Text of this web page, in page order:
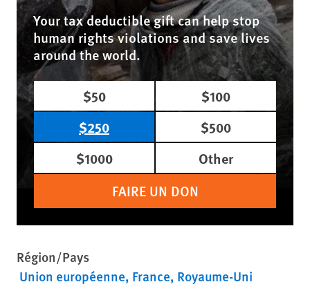
Your tax deductible gift can help stop
human rights violations and save lives
around the world.
$50
$100
$250
$500
$1000
Other
FAIRE UN DON
Région/Pays
Union européenne France Royaume-Uni